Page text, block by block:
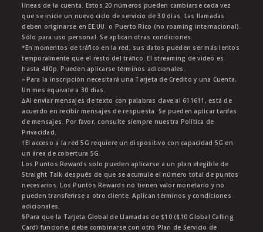
líneas de la cuenta. Estos 20 números pueden cambiarse cada vez
que se inicie un nuevo ciclo de servicio de 30 días. Las llamadas
deben originarse en EE.UU. o Puerto Rico (no roaming internacional).
Sólo para uso personal. Se aplican otras condiciones.
*En momentos de tráfico en la red, sus datos pueden ser más lentos
temporalmente que el resto del tráfico. El streaming de video es
hasta 480p. Pueden aplicarse términos adicionales.
∞Para la inscripción necesitará una Tarjeta de Credito y una Cuenta,
Un mes equivale a 30 dias.
∆Al enviar mensajes de texto con palabras clave al 611611, está de
acuerdo en recibir mensajes de respuesta. Se pueden aplicar tarifas
de mensajes. Por favor, consulte siempre nuestra Política de
Privacidad.
†El acceso a la red 5G requiere un dispositivo con capacidad 5G en
un área de cobertura 5G.
Los Puntos Rewards solo pueden aplicarse a un plan elegible de
Straight Talk después de que se acumule el número total de puntos
necesarios. Los Puntos Rewards no tienen valor monetario y no
pueden transferirse a otro cliente. Aplican términos y condiciones
adicionales.
§Para que la Tarjeta Global de Llamadas de $10 ($10 Global Calling
Card) funcione, debe combinarse con otro Plan de Servicio de